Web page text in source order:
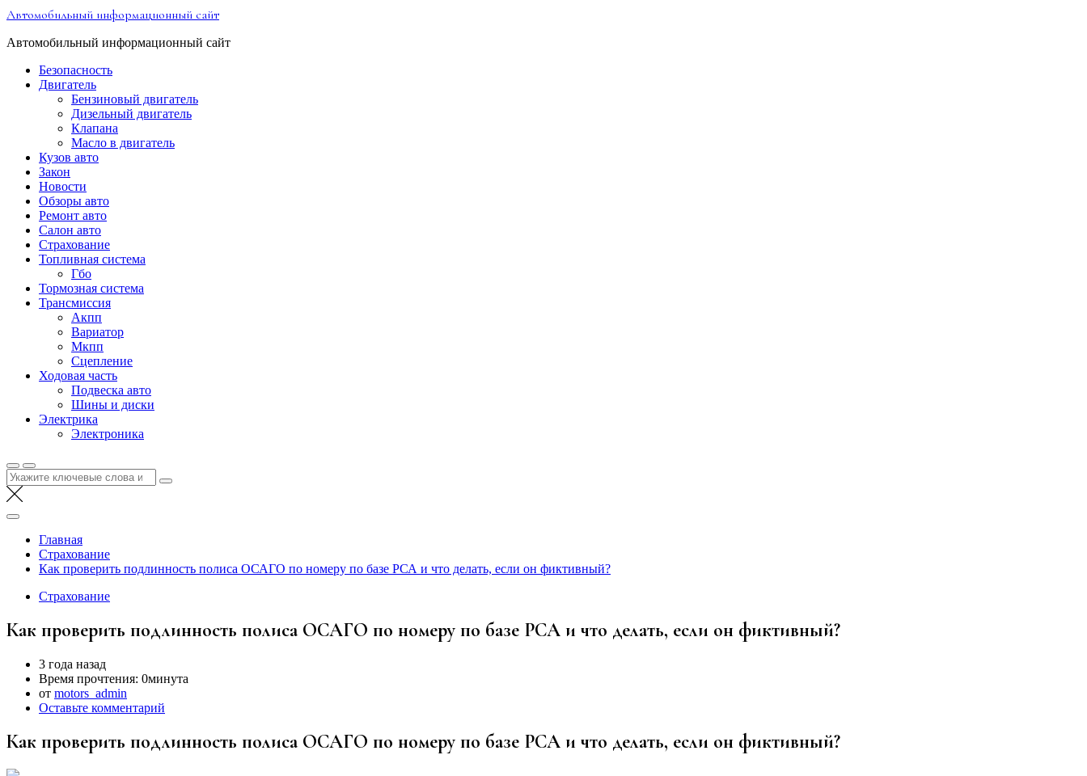
Перейти
содержимому
Автомобильный информационный сайт
Автомобильный информационный сайт
Безопасность
Двигатель
Бензиновый двигатель
Дизельный двигатель
Клапана
Масло в двигатель
Кузов авто
Закон
Новости
Обзоры авто
Ремонт авто
Салон авто
Страхование
Топливная система
Гбо
Тормозная система
Трансмиссия
Акпп
Вариатор
Мкпп
Сцепление
Ходовая часть
Подвеска авто
Шины и диски
Электрика
Электроника
Найти:
Главная
Страхование
Как проверить подлинность полиса ОСАГО по номеру по базе РСА и что делать, если он фиктивный?
Страхование
Как проверить подлинность полиса ОСАГО по номеру по базе РСА и что делать, если он фиктивный?
3 года назад
Время прочтения: 0минута
от motors_admin
Оставьте комментарий
Как проверить подлинность полиса ОСАГО по номеру по базе РСА и что делать, если он фиктивный?